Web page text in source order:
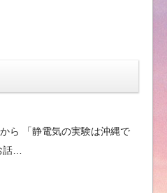
ら 「静電気の実験は沖縄で
…